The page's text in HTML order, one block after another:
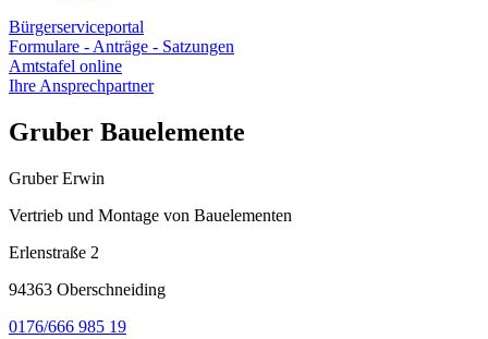
Bürgerserviceportal
Formulare - Anträge - Satzungen
Amtstafel online
Ihre Ansprechpartner
Gruber Bauelemente
Gruber Erwin
Vertrieb und Montage von Bauelementen
Erlenstraße 2
94363 Oberschneiding
0176/666 985 19